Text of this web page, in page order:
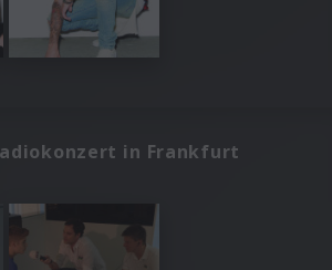
in Frankfurt